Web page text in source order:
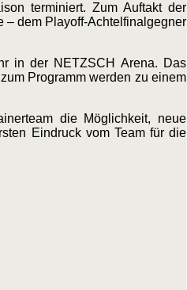
terminiert. Zum Auftakt der
– dem Playoff-Achtelfinalgegner
in der NETZSCH Arena. Das
Programm werden zu einem
die Möglichkeit, neue
Eindruck vom Team für die